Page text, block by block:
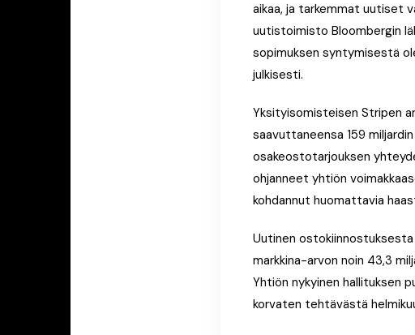
aikaa, ja tarkemmat uutiset
uutistoimisto Bloombergin
sopimuksen syntymisestä
julkisesti.
Yksityisomisteisen Stripen
saavuttaneensa 159
osakeostotarjouksen
ohjanneet yhtiön
kohdannut huomattavia
Uutinen
markkina-arvon noin 43,3
Yhtiön nykyinen hallituksen
korvaten tehtävästä